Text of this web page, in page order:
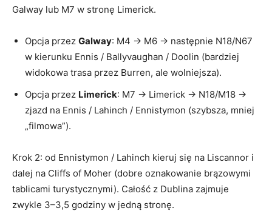
Galway lub M7 w stronę Limerick.
Opcja przez Galway: M4 → M6 → następnie N18/N67
w kierunku Ennis / Ballyvaughan / Doolin (bardziej
widokowa trasa przez Burren, ale wolniejsza).
Opcja przez Limerick: M7 → Limerick → N18/M18 →
zjazd na Ennis / Lahinch / Ennistymon (szybsza, mniej
„filmowa”).
Krok 2: od Ennistymon / Lahinch kieruj się na Liscannor i
dalej na Cliffs of Moher (dobre oznakowanie brązowymi
tablicami turystycznymi). Całość z Dublina zajmuje
zwykle 3–3,5 godziny w jedną stronę.